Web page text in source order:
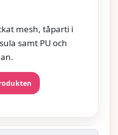
mesh, tåparti i
samt PU och